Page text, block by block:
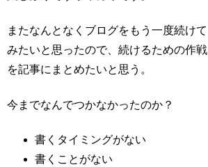
またなんとなくブログをもう一度続けて
みたいと思ったので、続けるための作戦
を記事にまとめたいと思う。
今までなんでつかなかったのか？
書くタイミングがない
書くことがない